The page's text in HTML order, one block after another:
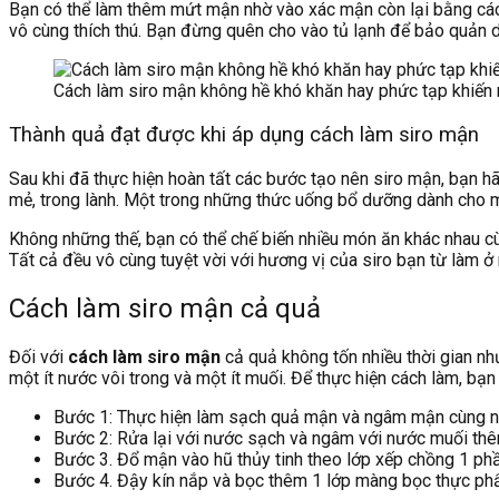
Bạn có thể làm thêm mứt mận nhờ vào xác mận còn lại bằng
vô cùng thích thú. Bạn đừng quên cho vào tủ lạnh để bảo
Cách làm siro mận không hề khó khăn hay phức tạp
Thành quả đạt được khi áp dụng cách làm siro mận
Sau khi đã thực hiện hoàn tất các bước tạo nên siro mận, bạn
mẻ, trong lành. Một trong những thức uống bổ dưỡng dành cho
Không những thế, bạn có thể chế biến nhiều món ăn khác
Tất cả đều vô cùng tuyệt vời với hương vị của siro bạn từ làm ở
Cách làm siro mận cả quả
Đối với cách làm siro mận cả quả không tốn nhiều thời gian
một ít nước vôi trong và một ít muối. Để thực hiện cách làm,
Bước 1: Thực hiện làm sạch quả mận và ngâm mận cùng
Bước 2: Rửa lại với nước sạch và ngâm với nước muối
Bước 3. Đổ mận vào hũ thủy tinh theo lớp xếp chồng 1
Bước 4. Đậy kín nắp và bọc thêm 1 lớp màng bọc thực